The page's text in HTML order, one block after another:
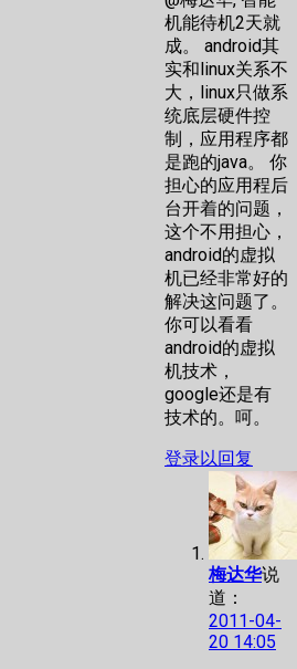
机能待机2天就
成。 android其
实和linux关系不
大，linux只做系
统底层硬件控
制，应用程序都
是跑的java。 你
担心的应用程后
台开着的问题，
这个不用担心，
android的虚拟
机已经非常好的
解决这问题了。
你可以看看
android的虚拟
机技术，
google还是有
技术的。呵。
登录以回复
梅达华说
道：
2011-04-
20 14:05